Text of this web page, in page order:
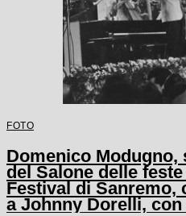
FOTO
Domenico
del Salone delle
Festival di Sanremo,
a Johnny Dorelli,